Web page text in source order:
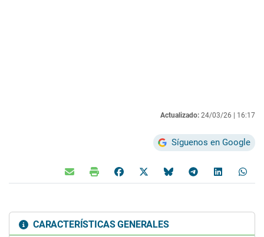
Actualizado: 24/03/26 | 16:17
Síguenos en Google
CARACTERÍSTICAS GENERALES